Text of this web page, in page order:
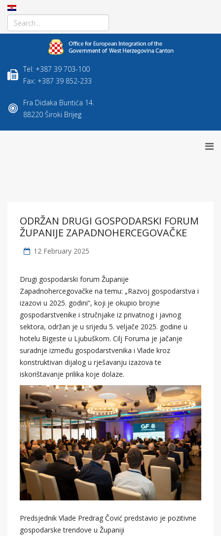
Tel: +387 39 703-100
Fax: +387 39 852-233
Fra Didaka Buntića 14.
88220 Široki Brijeg
ODRŽAN DRUGI GOSPODARSKI FORUM
ŽUPANIJE ZAPADNOHERCEGOVAČKE
12 February 2025
Drugi gospodarski forum Županije
Zapadnohercegovačke na temu: „Razvoj gospodarstva i
izazovi u 2025. godini“, koji je okupio brojne
gospodarstvenike i stručnjake iz privatnog i javnog
sektora, održan je u srijedu 5. veljače 2025. godine u
hotelu Bigeste u Ljubuškom. Cilj Foruma je jačanje
suradnje između gospodarstvenika i Vlade kroz
konstruktivan dijalog u rješavanju izazova te
iskorištavanje prilika koje dolaze.
Predsjednik Vlade Predrag Čović predstavio je pozitivne
gospodarske trendove u Županiji